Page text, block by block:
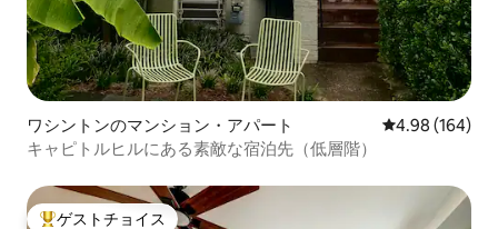
ワシントンのマンション・アパート レビュー164
4.98 (164)
キャピトルヒルにある素敵な宿泊先（低層階）
ゲストチョイス